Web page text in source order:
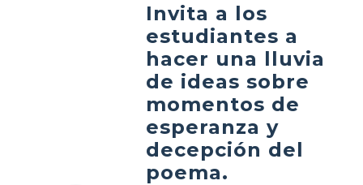
Invita a los
estudiantes a
hacer una lluvia
de ideas sobre
momentos de
esperanza y
decepción del
poema.